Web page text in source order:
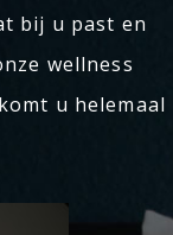
bij u past en
wellness
u helemaal